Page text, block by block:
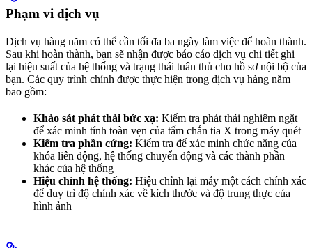
Phạm vi dịch vụ
Dịch vụ hàng năm có thể cần tối đa ba ngày làm việc để hoàn thành.
Sau khi hoàn thành, bạn sẽ nhận được báo cáo dịch vụ chi tiết ghi
lại hiệu suất của hệ thống và trạng thái tuân thủ cho hồ sơ nội bộ của
bạn. Các quy trình chính được thực hiện trong dịch vụ hàng năm
bao gồm:
Khảo sát phát thải bức xạ: Kiểm tra phát thải nghiêm ngặt
để xác minh tính toàn vẹn của tấm chắn tia X trong máy quét
Kiểm tra phần cứng: Kiểm tra để xác minh chức năng của
khóa liên động, hệ thống chuyển động và các thành phần
khác của hệ thống
Hiệu chỉnh hệ thống: Hiệu chỉnh lại máy một cách chính xác
để duy trì độ chính xác về kích thước và độ trung thực của
hình ảnh